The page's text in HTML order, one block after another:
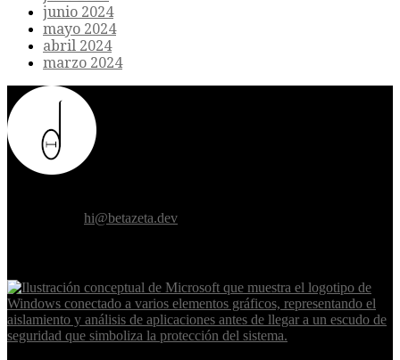
junio 2024
mayo 2024
abril 2024
marzo 2024
hi@betazeta.dev